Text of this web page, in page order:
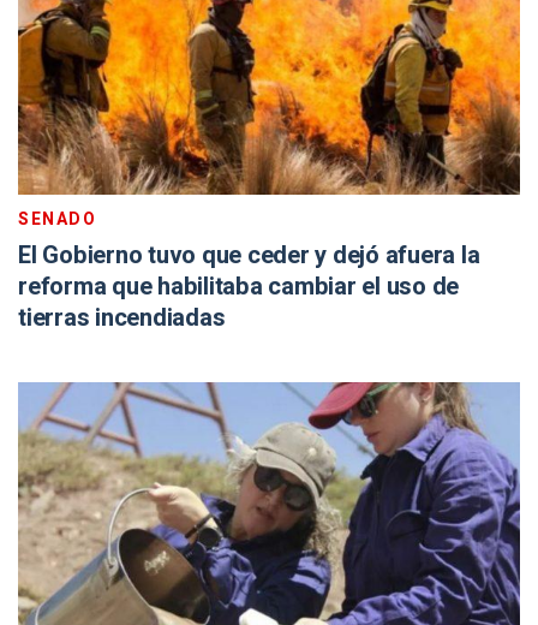
SENADO
El Gobierno tuvo que ceder y dejó afuera la
reforma que habilitaba cambiar el uso de
tierras incendiadas